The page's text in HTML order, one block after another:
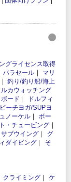
グライセンス取得
パラセール ｜ マリ
｜ 釣り/釣り船/海上
ルカウォッチング
ード ｜
ドルフィ
ビーチヨガ/SUPヨ
ノーケル ｜ ボー
・チュービング ｜
サブウイング ｜ グ
ダイビング ｜ そ
クライミング ｜ ケ